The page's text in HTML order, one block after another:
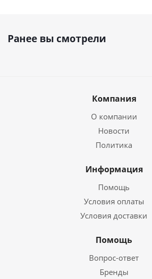
Ранее вы смотрели
Компания
О компании
Новости
Политика
Информация
Помощь
Условия оплаты
Условия доставки
Помощь
Вопрос-ответ
Бренды